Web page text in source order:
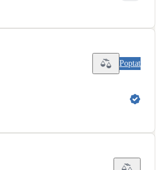
Poptat